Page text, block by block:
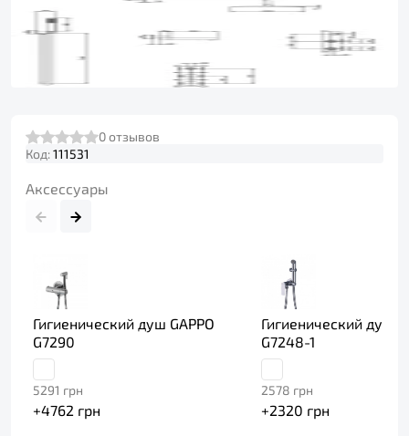
0отзывов
Код:111531
Аксессуары
Гигиенический душ GAPPO
G7290
5291 грн
+4762 грн
Гигиенический душ
G7248-1
2578 грн
+2320 грн